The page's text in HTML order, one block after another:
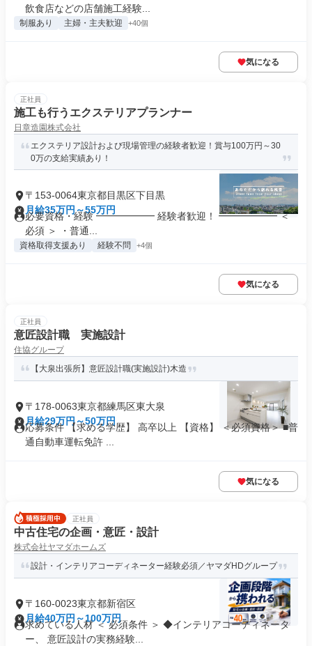
飲食店などの店舗施工経験...
制服あり 主婦・主夫歓迎 +40個
気になる
正社員
施工も行うエクステリアプランナー
日章造園株式会社
エクステリア設計および現場管理の経験者歓迎！賞与100万円～30
0万の支給実績あり！
〒153-0064東京都目黒区下目黒
月給35万円～55万円
必要資格・経験 ━━━━━━ 経験者歓迎！ ━━━━━━ ＜
必須 ＞ ・普通...
資格取得支援あり 経験不問 +4個
気になる
正社員
意匠設計職 実施設計
住協グループ
【大泉出張所】意匠設計職(実施設計)木造
〒178-0063東京都練馬区東大泉
月給29万円～50万円
応募条件 【求める学歴】 高卒以上 【資格】 ＜必須資格＞ ■普
通自動車運転免許 ...
気になる
正社員
中古住宅の企画・意匠・設計
株式会社ヤマダホームズ
設計・インテリアコーディネーター経験必須／ヤマダHDグループ
〒160-0023東京都新宿区
月給40万円～100万円
求めている人材 ＜ 必須条件 ＞ ◆インテリアコーディネータ
ー、 意匠設計の実務経験...